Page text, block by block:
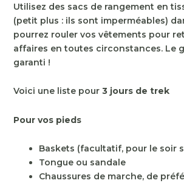
Utilisez des sacs de rangement en
(petit plus : ils sont imperméables)
pourrez rouler vos vêtements pour
affaires en toutes circonstances. Le
garanti !
Voici une liste pour3 jours de trek
Pour vos pieds
Baskets (facultatif, pour le soir
Tongue ou sandale
Chaussures de marche, de